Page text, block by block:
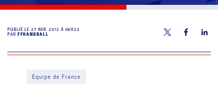
PUBLIÉ LE27 AVR. 2012 À 08H22
PAR FFHANDBALL
Equipe de France